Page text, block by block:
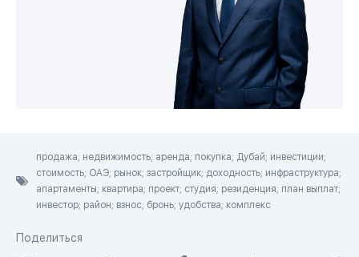
продажа; недвижимость; аренда; покупка; Дубай; инвестиции;
стоимость; ОАЭ; рынок; застройщик; доходность; инфраструктура;
апартаменты; квартира; проект; студия; резиденция; план выплат;
инвестор; район; взнос; бронь; удобства; комплекс
Поделиться